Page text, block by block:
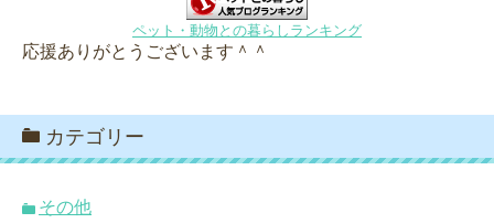
ペット・動物との暮らしランキング
応援ありがとうございます＾＾
カテゴリー
その他